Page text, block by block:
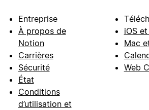
Entreprise
À propos de
Notion
Carrières
Sécurité
État
Conditions
d’utilisation et
iOS
Mac
Web